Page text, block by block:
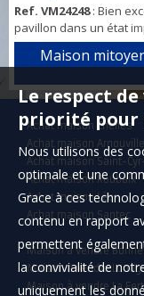
Ref. VM24248: Bien
pavillon dans un état
Maison 5 pièces ( dont
recherchez une très
spacieuse avec un
offre de généreuses
trouverez ...
Maison
Achat maison Chelles
Achat maison Arnouville
Achat maison Saint-
Achat maison Roubaix
Achat maison Léon
Achat maison Santec
Maison à vendre
Maison à vendre
Maison à vendre La
Le respect
priorité pour
Nous utilisons des
optimale et une
Grace à ces
contenu en rapport
permettent
la convivialité de
uniquement les